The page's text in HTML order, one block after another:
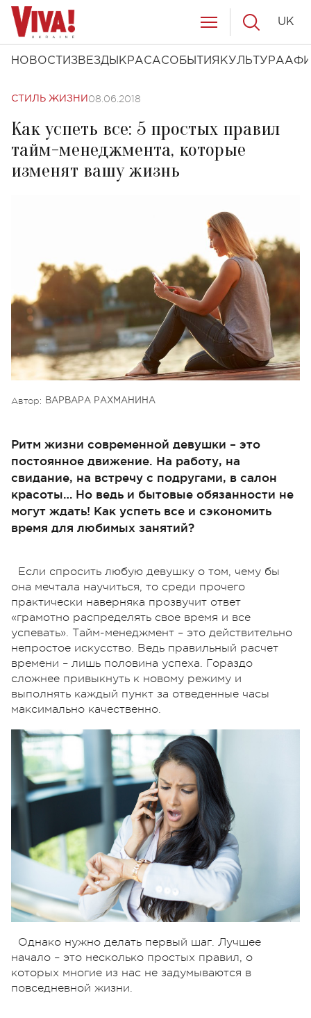
НОВОСТИ ЗВЕЗДЫ КРАСАСОБЫТИЯ КУЛЬТУРА
UK
СТИЛЬ ЖИЗНИ 08.06.2018
Как успеть все: 5 простых правил
тайм-менеджмента, которые
изменят вашу жизнь
Автор: ВАРВАРА РАХМАНИНА
Ритм жизни современной девушки – это
постоянное движение. На работу, на
свидание, на встречу с подругами, в салон
красоты… Но ведь и бытовые обязанности не
могут ждать! Как успеть все и сэкономить
время для любимых занятий?
Если спросить любую девушку о том, чему бы
она мечтала научиться, то среди прочего
практически наверняка прозвучит ответ
«грамотно распределять свое время и все
успевать». Тайм-менеджмент – это действительно
непростое искусство. Ведь правильный расчет
времени – лишь половина успеха. Гораздо
сложнее привыкнуть к новому режиму и
выполнять каждый пункт за отведенные часы
максимально качественно.
Однако нужно делать первый шаг. Лучшее
начало – это несколько простых правил, о
которых многие из нас не задумываются в
повседневной жизни.